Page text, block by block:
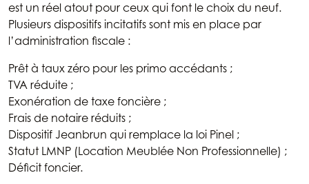
est un réel atout pour ceux qui font le choix du neuf.
Plusieurs dispositifs incitatifs sont mis en place par
l’administration fiscale :
Prêt à taux zéro pour les primo accédants ;
TVA réduite ;
Exonération de taxe foncière ;
Frais de notaire réduits ;
Dispositif Jeanbrun qui remplace la loi Pinel ;
Statut LMNP (Location Meublée Non Professionnelle) ;
Déficit foncier.